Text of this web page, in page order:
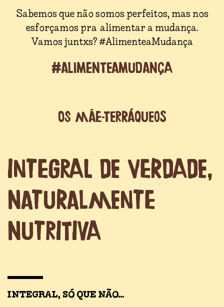
Sabemos que não somos perfeitos, mas nos
esforçamos pra alimentar a mudança.
Vamos juntxs? #AlimenteaMudança
#ALIMENTEAMUDANÇA
OS MÃE-TERRÁQUEOS
INTEGRAL DE VERDADE,
NATURALMENTE
NUTRITIVA
INTEGRAL, SÓ QUE NÃO...